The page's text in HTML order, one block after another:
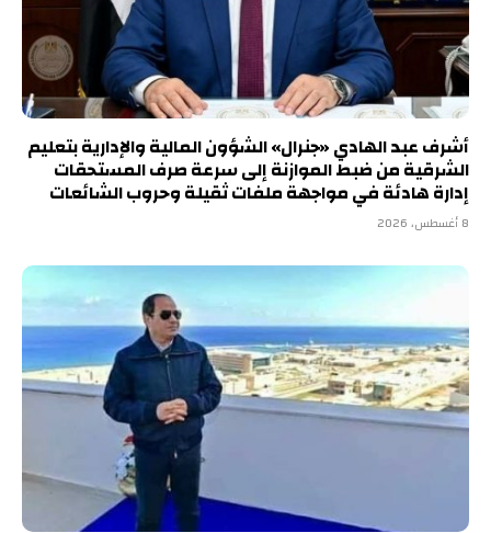
أشرف عبد الهادي «جنرال» الشؤون المالية والإدارية بتعليم
الشرقية من ضبط الموازنة إلى سرعة صرف المستحقات
إدارة هادئة في مواجهة ملفات ثقيلة وحروب الشائعات
8 أغسطس، 2026